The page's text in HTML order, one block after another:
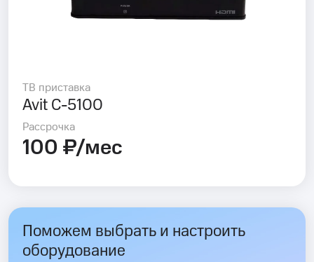
ТВ приставка
Avit C-5100
Рассрочка
100 ₽/мес
Поможем выбрать и настроить
оборудование